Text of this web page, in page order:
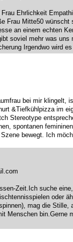
Ehrlichkeit
Frau Mitte50
an einem echten
soviel mehr was
Irgendwo wird
bei mir klingelt,
&Tiefkühlpizza im
Stereotype
spontanen
bewegt. Ich
Zeit.Ich suche
oder
mag die Stille,
Menschen bin.Gerne